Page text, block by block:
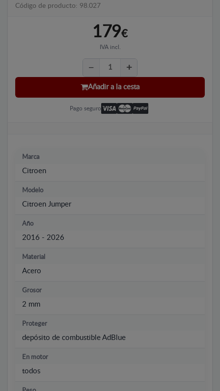
Código de producto: 98.027
179€
IVA incl.
Añadir a la cesta
Pago seguro
Marca
Citroen
Modelo
Citroen Jumper
Año
2016 - 2026
Material
Acero
Grosor
2 mm
Proteger
depósito de combustible AdBlue
En motor
todos